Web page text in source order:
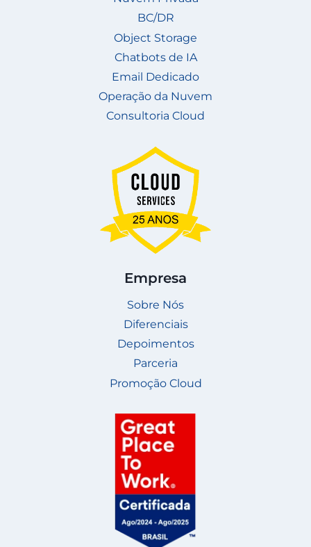
BC/DR
Object Storage
Chatbots de IA
Email Dedicado
Operação da Nuvem
Consultoria Cloud
Empresa
Sobre Nós
Diferenciais
Depoimentos
Parceria
Promoção Cloud